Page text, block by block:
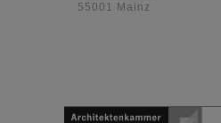
55001 Mainz